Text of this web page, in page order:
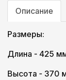
Описание
Размеры:
Длина - 425
Высота - 370